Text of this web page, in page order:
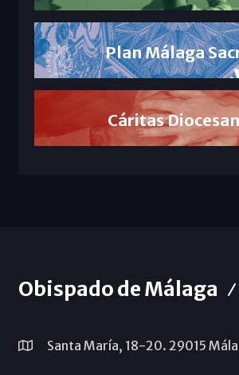
Plan Málaga
Cáritas
Obispado de Málaga
Santa María, 18-20. 29015